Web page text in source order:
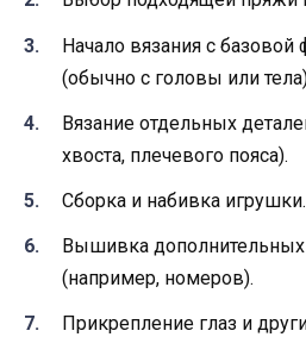
Начало вязания с
(обычно с головы или
Вязание отдельных
хвоста, плечевого пояса).
Сборка и набивка игрушки.
Вышивка
(например, номеров).
Прикрепление глаз и